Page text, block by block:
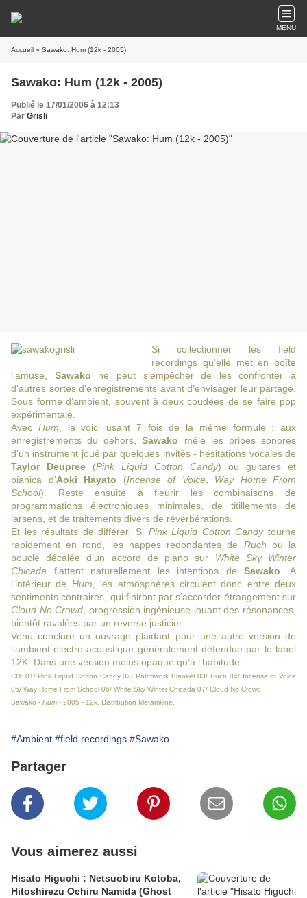
MENU
Accueil » Sawako: Hum (12k - 2005)
Sawako: Hum (12k - 2005)
Publié le 17/01/2006 à 12:13
Par Grisli
Si collectionner les field
recordings qu’elle met en boîte
l’amuse, Sawako ne peut s’empêcher de les confronter à
d’autres sortes d’enregistrements avant d’envisager leur partage.
Sous forme d’ambient, souvent à deux coudées de se faire pop
expérimentale.
Avec Hum , la voici usant 7 fois de la même formule : aux
enregistrements du dehors,Sawako mêle les bribes sonores
d’un instrument joué par quelques invités - hésitations vocales de
Taylor Deupree (Pink Liquid Cotton Candy) ou guitares et
pianica d’Aoki Hayato (Incense of Voice, Way Home From
School). Reste ensuite à fleurir les combinaisons de
programmations électroniques minimales, de titillements de
larsens, et de traitements divers de réverbérations.
Et les résultats de différer. Si Pink Liquid Cotton Candytourne
rapidement en rond, les nappes redondantes de Ruch ou la
boucle décalée d’un accord de piano sur White Sky Winter
Chicada flattent naturellement les intentions deSawako . A
l’intérieur de Hum , les atmosphères circulent donc entre deux
sentiments contraires, qui finiront par s’accorder étrangement sur
Cloud No Crowd , progression ingénieuse jouant des résonances,
bientôt ravalées par un reverse justicier.
Venu conclure un ouvrage plaidant pour une autre version de
l’ambient électro-acoustique généralement défendue par le label
12K. Dans une version moins opaque qu’à l’habitude.
CD: 01/ Pink Liquid Cotton Candy 02/ Patchwork Blanket 03/ Ruch 04/ Incense of Voice
05/ Way Home From School 06/ White Sky Winter Chicada 07/ Cloud No Crowd
Sawako - Hum - 2005 - 12k. Distribution Metamkine.
#Ambient #field recordings #Sawako
Partager
Vous aimerez aussi
Hisato Higuchi : Netsuobiru Kotoba,
Hitoshirezu Ochiru Namida (Ghost